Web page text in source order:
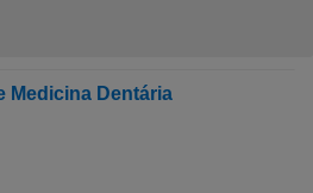
Medicina Dentária